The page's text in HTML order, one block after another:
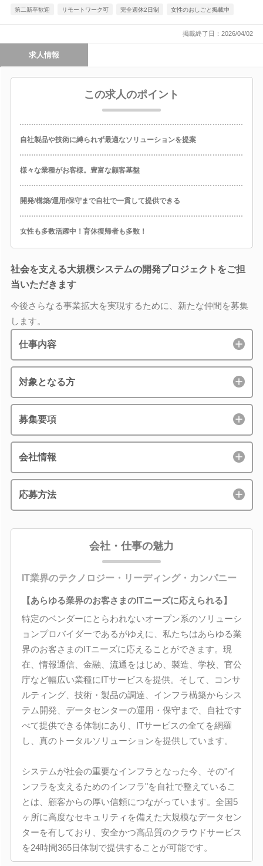
第二新卒歓迎 リモートワーク可 完全週休2日制 女性のおしごと掲載中
掲載終了日：2026/04/02
求人情報
この求人のポイント
自社製品や技術に縛られず最適なソリューションを提案
様々な業種がお客様。豊富な顧客基盤
開発/構築/運用/保守まで自社で一貫して提供できる
女性も多数活躍中！育休復帰者も多数！
社会を支える大規模システムの開発プロジェクトをご担
当いただきます
今後さらなる事業拡大を実現するために、新たな仲間を募集
します。
仕事内容
対象となる方
募集要項
会社情報
応募方法
会社・仕事の魅力
IT業界のテクノロジー・リーディング・カンパニー
【あらゆる業界のお客さまのITニーズに応えられる】
特定のベンダーにとらわれないオープン系のソリューシ
ョンプロバイダーであるがゆえに、私たちはあらゆる業
界のお客さまのITニーズに応えることができます。現
在、情報通信、金融、流通をはじめ、製造、学校、官公
庁など幅広い業種にITサービスを提供。そして、コンサ
ルティング、技術・製品の調達、インフラ構築からシス
テム開発、データセンターの運用・保守まで、自社です
べて提供できる体制にあり、ITサービスの全てを網羅
し、真のトータルソリューションを提供しています。
システムが社会の重要なインフラとなった今、その"イ
ンフラを支えるためのインフラ"を自社で整えているこ
とは、顧客からの厚い信頼につながっています。全国5
ヶ所に高度なセキュリティを備えた大規模なデータセン
ターを有しており、安全かつ高品質のクラウドサービス
を24時間365日体制で提供することが可能です。